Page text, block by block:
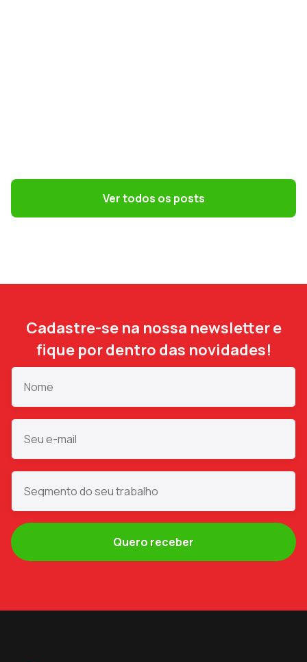
Convenções coletivas e dissídios: o que
o DP precisa saberVer todos os posts
Cadastre-se na nossa newsletter e
fique por dentro das novidades!